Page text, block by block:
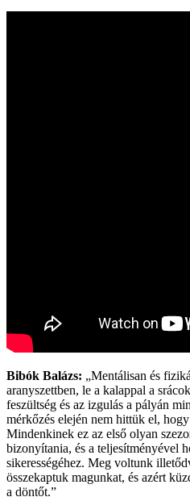
Bibók Balázs: „Mentálisan és
aranyszettben, le a kalappal a
feszültség és az izgulás a pályán
mérkőzés elején nem hittük el,
Mindenkinek ez az első olyan
bizonyítania, és a teljesítményével
sikerességéhez. Meg voltunk
összekaptuk magunkat, és azért
a döntőt.”